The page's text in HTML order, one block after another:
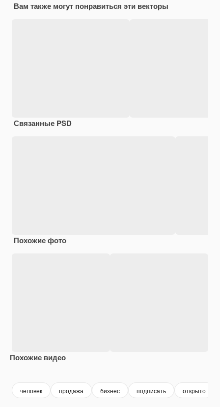
Вам также могут понравиться эти векторы
Связанные PSD
Похожие фото
Похожие видео
человек продажа бизнес подписать открыто